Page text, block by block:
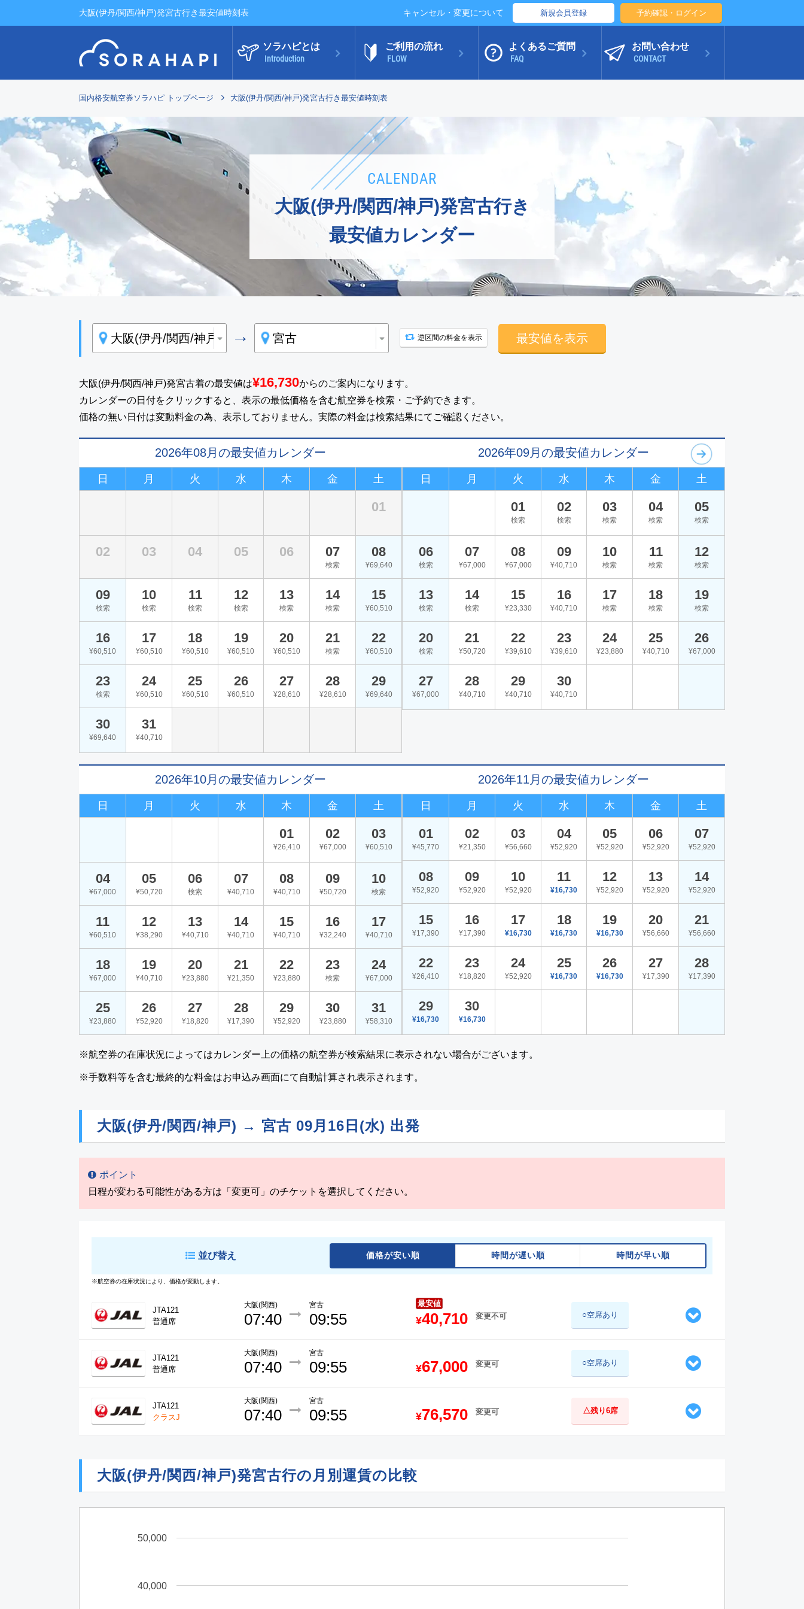
大阪(伊丹/関西/神戸)発宮古行き最安値時刻表 キャンセル・変更について 新規会員登録 予約確認・ログイン
ソラハピとは
Introduction
ご利用の流れ
FLOW
よくあるご質問
FAQ
お問い合わせ
CONTACT
国内格安航空券ソラハピ トップページ 大阪(伊丹/関西/神戸)発宮古行き最安値時刻表
CALENDAR
大阪(伊丹/関西/神戸)発宮古行き
最安値カレンダー
→ 逆区間の料金を表示 最安値を表示
大阪(伊丹/関西/神戸)発宮古着の最安値は¥16,730からのご案内になります。
カレンダーの日付をクリックすると、表示の最低価格を含む航空券を検索・ご予約できます。
価格の無い日付は変動料金の為、表示しておりません。実際の料金は検索結果にてご確認ください。
2026年08月の最安値カレンダー
日 月 火 水 木 金 土
01
02 03 04 05 06 07
検索
08
¥69,640
09
検索
10
検索
11
検索
12
検索
13
検索
14
検索
15
¥60,510
16
¥60,510
17
¥60,510
18
¥60,510
19
¥60,510
20
¥60,510
21
検索
22
¥60,510
23
検索
24
¥60,510
25
¥60,510
26
¥60,510
27
¥28,610
28
¥28,610
29
¥69,640
30
¥69,640
31
¥40,710
2026年09月の最安値カレンダー
日 月 火 水 木 金 土
01
検索
02
検索
03
検索
04
検索
05
検索
06
検索
07
¥67,000
08
¥67,000
09
¥40,710
10
検索
11
検索
12
検索
13
検索
14
検索
15
¥23,330
16
¥40,710
17
検索
18
検索
19
検索
20
検索
21
¥50,720
22
¥39,610
23
¥39,610
24
¥23,880
25
¥40,710
26
¥67,000
27
¥67,000
28
¥40,710
29
¥40,710
30
¥40,710
2026年10月の最安値カレンダー
日 月 火 水 木 金 土
01
¥26,410
02
¥67,000
03
¥60,510
04
¥67,000
05
¥50,720
06
検索
07
¥40,710
08
¥40,710
09
¥50,720
10
検索
11
¥60,510
12
¥38,290
13
¥40,710
14
¥40,710
15
¥40,710
16
¥32,240
17
¥40,710
18
¥67,000
19
¥40,710
20
¥23,880
21
¥21,350
22
¥23,880
23
検索
24
¥67,000
25
¥23,880
26
¥52,920
27
¥18,820
28
¥17,390
29
¥52,920
30
¥23,880
31
¥58,310
2026年11月の最安値カレンダー
日 月 火 水 木 金 土
01
¥45,770
02
¥21,350
03
¥56,660
04
¥52,920
05
¥52,920
06
¥52,920
07
¥52,920
08
¥52,920
09
¥52,920
10
¥52,920
11
¥16,730
12
¥52,920
13
¥52,920
14
¥52,920
15
¥17,390
16
¥17,390
17
¥16,730
18
¥16,730
19
¥16,730
20
¥56,660
21
¥56,660
22
¥26,410
23
¥18,820
24
¥52,920
25
¥16,730
26
¥16,730
27
¥17,390
28
¥17,390
29
¥16,730
30
¥16,730
※航空券の在庫状況によってはカレンダー上の価格の航空券が検索結果に表示されない場合がございます。
※手数料等を含む最終的な料金はお申込み画面にて自動計算され表示されます。
大阪(伊丹/関西/神戸) → 宮古 09月16日(水) 出発
ポイント
日程が変わる可能性がある方は「変更可」のチケットを選択してください。
並び替え 価格が安い順 時間が遅い順 時間が早い順
※航空券の在庫状況により、価格が変動します。
JTA121
普通席
大阪(関西)
07:40
宮古
09:55 ¥40,710 変更不可
最安値
○空席あり
JTA121
普通席
大阪(関西)
07:40
宮古
09:55 ¥67,000 変更可 ○空席あり
JTA121
クラスJ
大阪(関西)
07:40
宮古
09:55 ¥76,570 変更可 △残り6席
大阪(伊丹/関西/神戸)発宮古行の月別運賃の比較
40,000
50,000